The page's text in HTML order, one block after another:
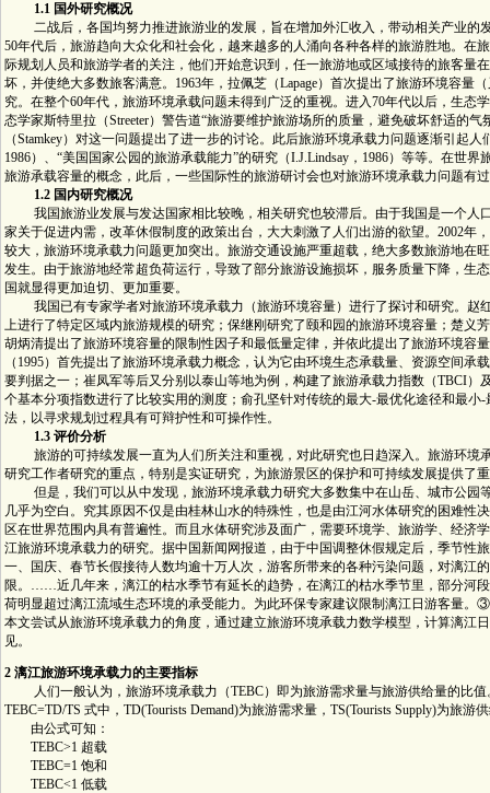
1.1 国外研究概况
二战后，各国均努力推进旅游业的发展，旨在增加外汇收入，带动相关产业的
50年代后，旅游趋向大众化和社会化，越来越多的人涌向各种各样的旅游胜地。在
际规划人员和旅游学者的关注，他们开始意识到，任一旅游地或区域接待的旅客量
坏，并使绝大多数旅客满意。1963年，拉佩芝（Lapage）首次提出了旅游环境容量
究。在整个60年代，旅游环境承载问题未得到广泛的重视。进入70年代以后，生态
态学家斯特里拉（Streeter）警告道“旅游要维护旅游场所的质量，避免破坏舒适的
（Stamkey）对这一问题提出了进一步的讨论。此后旅游环境承载力问题逐渐引起
1986）、“美国国家公园的旅游承载能力”的研究（I.J.Lindsay，1986）等等。在世
旅游承载容量的概念，此后，一些国际性的旅游研讨会也对旅游环境承载力问题有
1.2 国内研究概况
我国旅游业发展与发达国家相比较晚，相关研究也较滞后。由于我国是一个人
家关于促进内需，改革休假制度的政策出台，大大刺激了人们出游的欲望。2002年
较大，旅游环境承载力问题更加突出。旅游交通设施严重超载，绝大多数旅游地在
发生。由于旅游地经常超负荷运行，导致了部分旅游设施损坏，服务质量下降，生
国就显得更加迫切、更加重要。
我国已有专家学者对旅游环境承载力（旅游环境容量）进行了探讨和研究。赵
上进行了特定区域内旅游规模的研究；保继刚研究了颐和园的旅游环境容量；楚义
胡炳清提出了旅游环境容量的限制性因子和最低量定律，并依此提出了旅游环境容
（1995）首先提出了旅游环境承载力概念，认为它由环境生态承载量、资源空间
要判据之一；崔凤军等后又分别以泰山等地为例，构建了旅游承载力指数（TBCI
个基本分项指数进行了比较实用的测度；俞孔坚针对传统的最大-最优化途径和最
法，以寻求规划过程具有可辩护性和可操作性。
1.3 评价分析
旅游的可持续发展一直为人们所关注和重视，对此研究也日趋深入。旅游环境
研究工作者研究的重点，特别是实证研究，为旅游景区的保护和可持续发展提供了
但是，我们可以从中发现，旅游环境承载力研究大多数集中在山岳、城市公园
几乎为空白。究其原因不仅是由桂林山水的特殊性，也是由江河水体研究的困难性
区在世界范围内具有普遍性。而且水体研究涉及面广，需要环境学、旅游学、经济
江旅游环境承载力的研究。据中国新闻网报道，由于中国调整休假规定后，季节性
一、国庆、春节长假接待人数均逾十万人次，游客所带来的各种污染问题，对漓江
限。……近几年来，漓江的枯水季节有延长的趋势，在漓江的枯水季节里，部分河
荷明显超过漓江流域生态环境的承受能力。为此环保专家建议限制漓江日游客量。③
本文尝试从旅游环境承载力的角度，通过建立旅游环境承载力数学模型，计算漓江
见。
2 漓江旅游环境承载力的主要指标
人们一般认为，旅游环境承载力（TEBC）即为旅游需求量与旅游供给量的比值
TEBC=TD/TS 式中，TD(Tourists Demand)为旅游需求量，TS(Tourists Supply)为旅游
由公式可知：
TEBC>1 超载
TEBC=1 饱和
TEBC<1 低载